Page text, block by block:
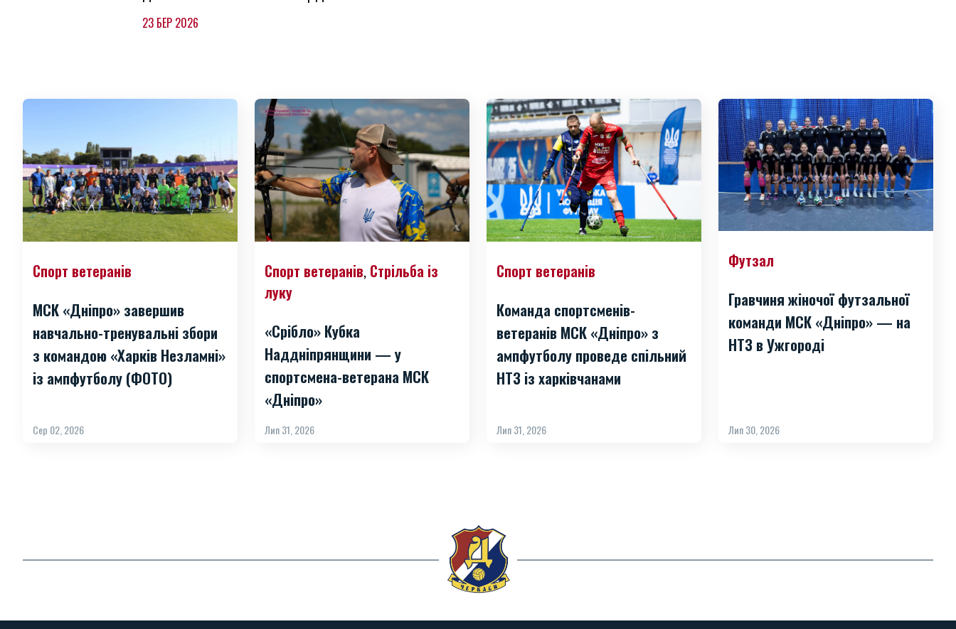
23 БЕР 2026
Спорт ветеранів
МСК «Дніпро» завершив
навчально-тренувальні збори
з командою «Харків Незламні»
із ампфутболу (ФОТО)
Сер 02, 2026
Спорт ветеранів, Стрільба із
луку
«Срібло» Кубка
Наддніпрянщини — у
спортсмена-ветерана МСК
«Дніпро»
Лип 31, 2026
Спорт ветеранів
Команда спортсменів-
ветеранів МСК «Дніпро» з
ампфутболу проведе спільний
НТЗ із харківчанами
Лип 31, 2026
Футзал
Гравчиня жіночої футзальної
команди МСК «Дніпро» — на
НТЗ в Ужгороді
Лип 30, 2026